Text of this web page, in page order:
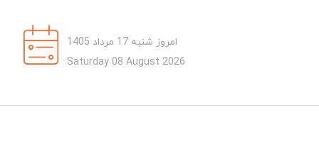
امروز شنبه 17 مرداد 1405
Saturday 08 August 2026